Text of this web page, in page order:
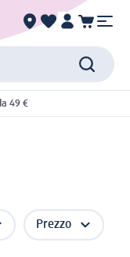
49 €
Prezzo